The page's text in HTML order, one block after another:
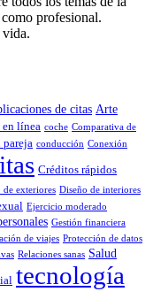
profesional.
vida.
de citas Arte
en línea coche Comparativa de
pareja conducción Conexión
Créditos rápidos
de exteriores Diseño de interiores
Ejercicio moderado
Gestión financiera
de viajes Protección de datos
Relaciones sanas Salud
tecnología